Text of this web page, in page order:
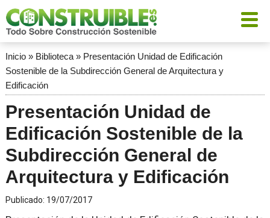
Inicio» Biblioteca» Presentación Unidad de Edificación
Sostenible de la Subdirección General de Arquitectura y
Edificación
Presentación Unidad de
Edificación Sostenible de la
Subdirección General de
Arquitectura y Edificación
Publicado: 19/07/2017